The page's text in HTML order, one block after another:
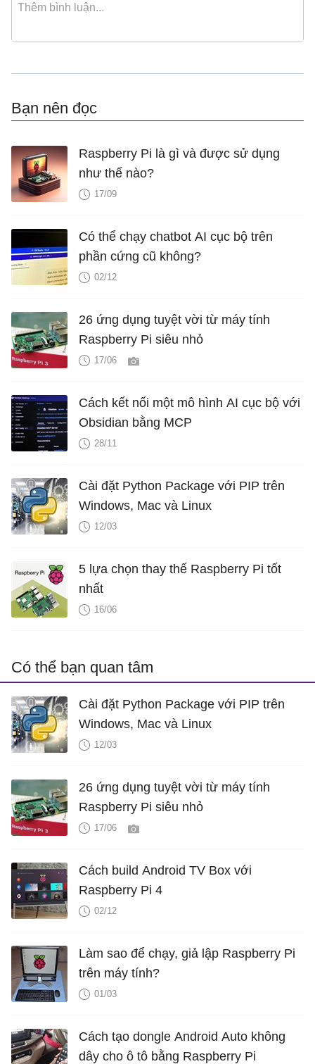
Bạn nên đọc
Raspberry Pi là gì và được sử dụng
như thế nào?
17/09
Có thể chạy chatbot AI cục bộ trên
phần cứng cũ không?
02/12
26 ứng dụng tuyệt vời từ máy tính
Raspberry Pi siêu nhỏ
17/06
Cách kết nối một mô hình AI cục bộ với
Obsidian bằng MCP
28/11
Cài đặt Python Package với PIP trên
Windows, Mac và Linux
12/03
5 lựa chọn thay thế Raspberry Pi tốt
nhất
16/06
Có thể bạn quan tâm
Cài đặt Python Package với PIP trên
Windows, Mac và Linux
12/03
26 ứng dụng tuyệt vời từ máy tính
Raspberry Pi siêu nhỏ
17/06
Cách build Android TV Box với
Raspberry Pi 4
02/12
Làm sao để chạy, giả lập Raspberry Pi
trên máy tính?
01/03
Cách tạo dongle Android Auto không
dây cho ô tô bằng Raspberry Pi